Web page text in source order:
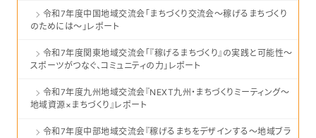
令和7年度中国地域交流会「まちづくり交流会～稼げるまちづくり
のためには～」レポート
令和7年度関東地域交流会「『稼げるまちづくり』の実践と可能性～
スポーツがつなぐ、コミュニティの力」レポート
令和7年度九州地域交流会『NEXT九州・まちづくりミーティング～
地域資源×まちづくり』レポート
令和7年度中部地域交流会『稼げるまちをデザインする～地域ブラ